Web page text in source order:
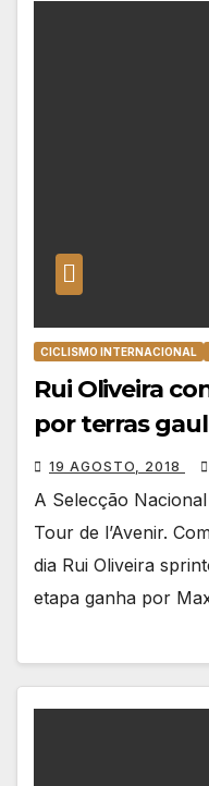
CICLISMO INTERNACIONAL
Rui Oliveira
por terras
19 AGOSTO, 2018
A Selecção
Tour de l’Avenir.
dia Rui Oliveira
etapa ganha por